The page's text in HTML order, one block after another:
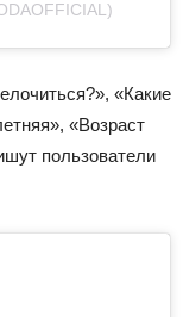
«Какие
«Возраст
пользователи